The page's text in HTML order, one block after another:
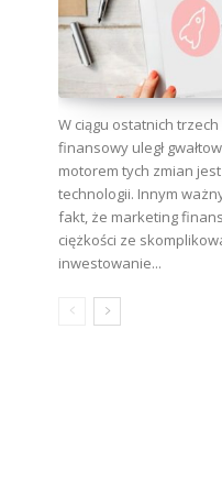
W ciągu ostatnich
finansowy uległ
motorem tych zmian
technologii. Innym
fakt, że marketing
ciężkości ze
inwestowanie...